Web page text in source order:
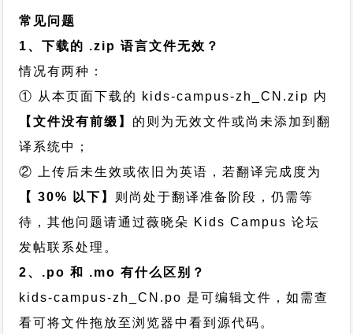
常见问题
1、下载的 .zip 语言文件无效？
情况有两种：
① 从本页面下载的 kids-campus-zh_CN.zip 内
【文件没有前缀】 的则为无效文件或尚未添加到翻
译系统中；
② 上传后未生效或依旧为英语，若翻译完成度为
【 30% 以下】 则尚处于翻译准备阶段，仍需等
待，其他问题请通过薇晓朵 Kids Campus 论坛
发帖联系处理。
2、.po 和 .mo 有什么区别？
kids-campus-zh_CN.po 是可编辑文件，如需查
看可将文件拖放至浏览器中看到源代码。